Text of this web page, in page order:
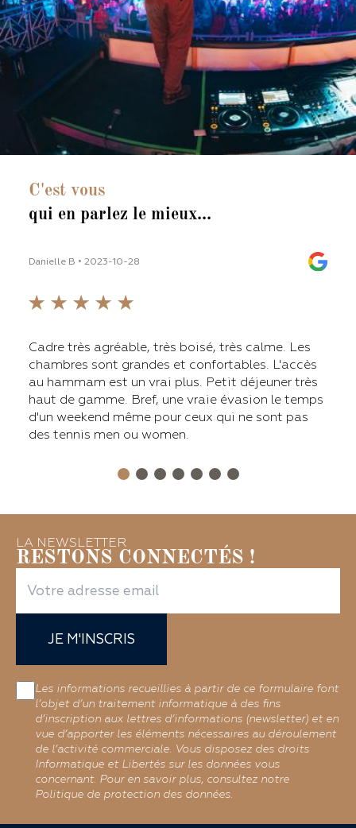
C'est vous
qui en parlez le mieux...
Danielle B • 2023-10-28
Cadre très agréable, très boisé, très calme. Les
chambres sont grandes et confortables. L'accès
au hammam est un vrai plus. Petit déjeuner très
haut de gamme. Bref, une vraie évasion le temps
d'un weekend même pour ceux qui ne sont pas
des tennis men ou women.
LA NEWSLETTER
RESTONS CONNECTÉS !
JE M'INSCRIS
Les informations recueillies à partir de ce formulaire font
l’objet d’un traitement informatique à des fins
d’inscription aux lettres d’informations (newsletter) et en
vue d’apporter les éléments nécessaires au déroulement
de l’activité commerciale. Vous disposez des droits
Informatique et Libertés sur les données vous
concernant. Pour en savoir plus, consultez notre
Politique de protection des données.